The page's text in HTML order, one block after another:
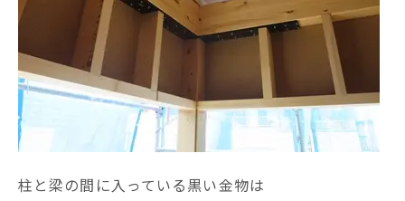
柱と梁の間に入っている黒い金物は